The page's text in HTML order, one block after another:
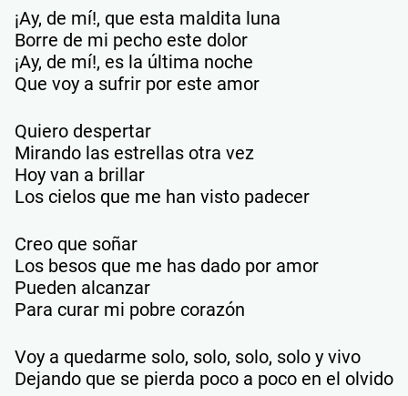
¡Ay, de mí!, que esta maldita luna
Borre de mi pecho este dolor
¡Ay, de mí!, es la última noche
Que voy a sufrir por este amor
Quiero despertar
Mirando las estrellas otra vez
Hoy van a brillar
Los cielos que me han visto padecer
Creo que soñar
Los besos que me has dado por amor
Pueden alcanzar
Para curar mi pobre corazón
Voy a quedarme solo, solo, solo, solo y vivo
Dejando que se pierda poco a poco en el olvido